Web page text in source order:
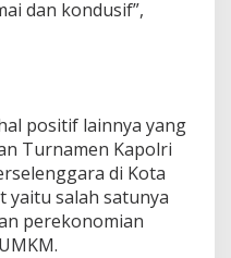
dan kondusif”,
positif lainnya yang
Turnamen Kapolri
di Kota
yaitu salah satunya
perekonomian